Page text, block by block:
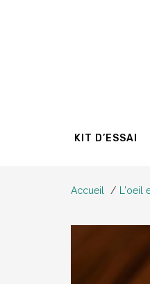
KIT D’ESSAI
Accueil L'oeil